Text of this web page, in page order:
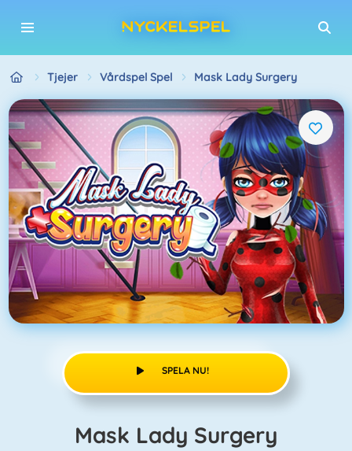
Tjejer Vårdspel Spel Mask Lady Surgery
SPELA NU!
Mask Lady Surgery